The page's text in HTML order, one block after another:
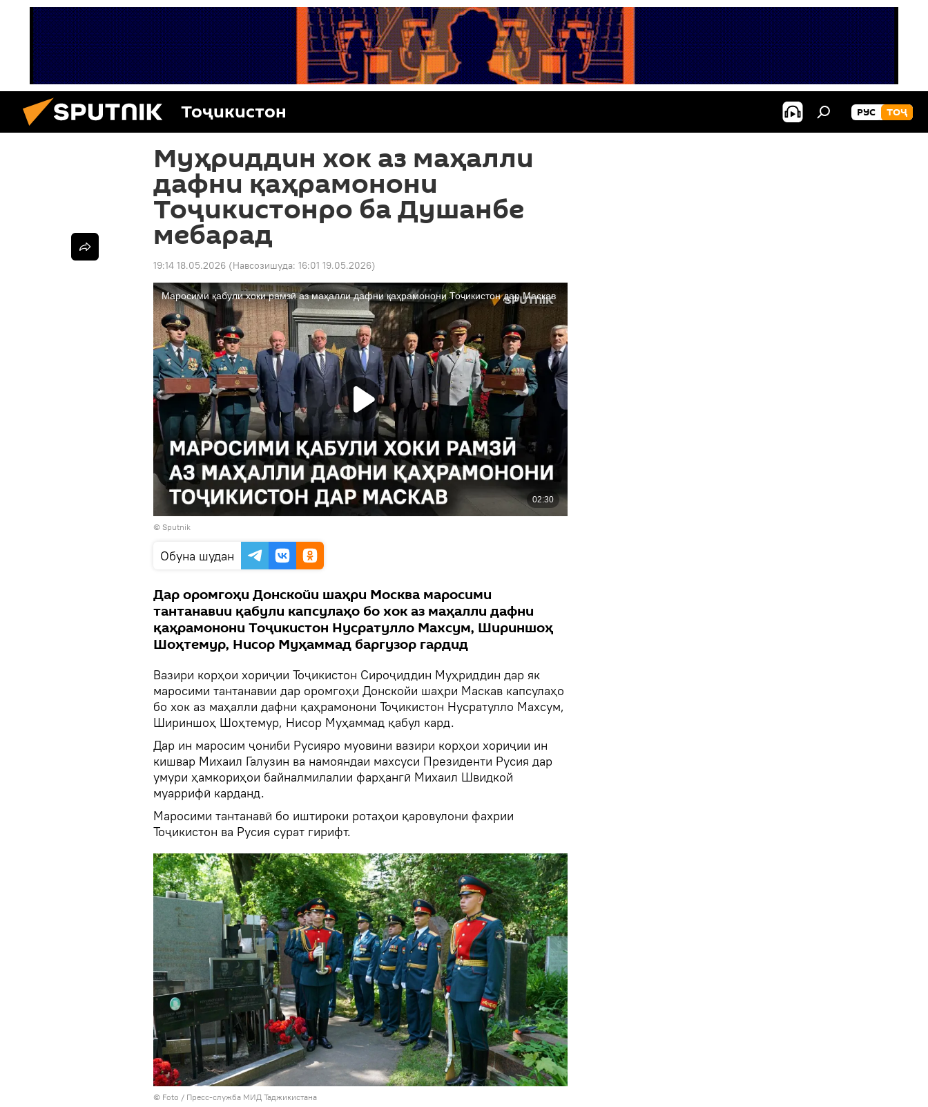
Тоҷикистон РУС ТОҶ
Муҳриддин хок аз маҳалли
дафни қаҳрамонони
Тоҷикистонро ба Душанбе
мебарад
19:14 18.05.2026 (Навсозишуда: 16:01 19.05.2026)
© Sputnik
Обуна шудан
Дар оромгоҳи Донскойи шаҳри Москва маросими
тантанавии қабули капсулаҳо бо хок аз маҳалли дафни
қаҳрамонони Тоҷикистон Нусратулло Махсум, Шириншоҳ
Шоҳтемур, Нисор Муҳаммад баргузор гардид
Вазири корҳои хориҷии Тоҷикистон Сироҷиддин Муҳриддин дар як
маросими тантанавии дар оромгоҳи Донскойи шаҳри Маскав капсулаҳо
бо хок аз маҳалли дафни қаҳрамонони Тоҷикистон Нусратулло Махсум,
Шириншоҳ Шоҳтемур, Нисор Муҳаммад қабул кард.
Дар ин маросим ҷониби Русияро муовини вазири корҳои хориҷии ин
кишвар Михаил Галузин ва намояндаи махсуси Президенти Русия дар
умури ҳамкориҳои байналмилалии фарҳангӣ Михаил Швидкой
муаррифӣ карданд.
Маросими тантанавӣ бо иштироки ротаҳои қаровулони фахрии
Тоҷикистон ва Русия сурат гирифт.
© Foto / Пресс-служба МИД Таджикистана